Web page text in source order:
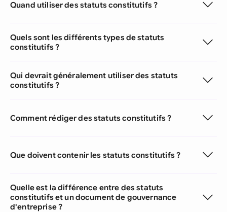
Quand utiliser des statuts constitutifs ?
Quels sont les différents types de statuts
constitutifs ?
Qui devrait généralement utiliser des statuts
constitutifs ?
Comment rédiger des statuts constitutifs ?
Que doivent contenir les statuts constitutifs ?
Quelle est la différence entre des statuts
constitutifs et un document de gouvernance
d'entreprise ?